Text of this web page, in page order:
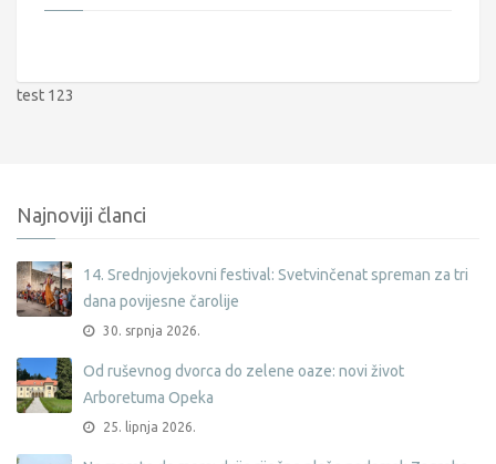
test 123
Najnoviji članci
14. Srednjovjekovni festival: Svetvinčenat spreman za tri
dana povijesne čarolije
30. srpnja 2026.
Od ruševnog dvorca do zelene oaze: novi život
Arboretuma Opeka
25. lipnja 2026.